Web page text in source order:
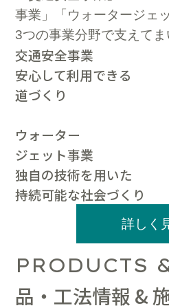
事業」「ウォータージェ
3つの事業分野で支えてま
交通安全事業
安心して利用できる
道づくり
ウォーター
ジェット事業
独自の技術を用いた
持続可能な社会づくり
詳しく
PRODUCTS
品・工法情報 &